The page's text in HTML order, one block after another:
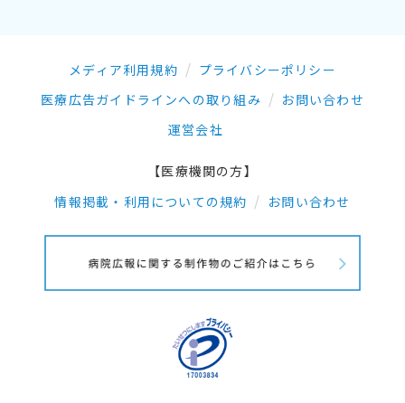
メディア利用規約
プライバシーポリシー
医療広告ガイドラインへの取り組み
お問い合わせ
運営会社
【医療機関の方】
情報掲載・利用についての規約
お問い合わせ